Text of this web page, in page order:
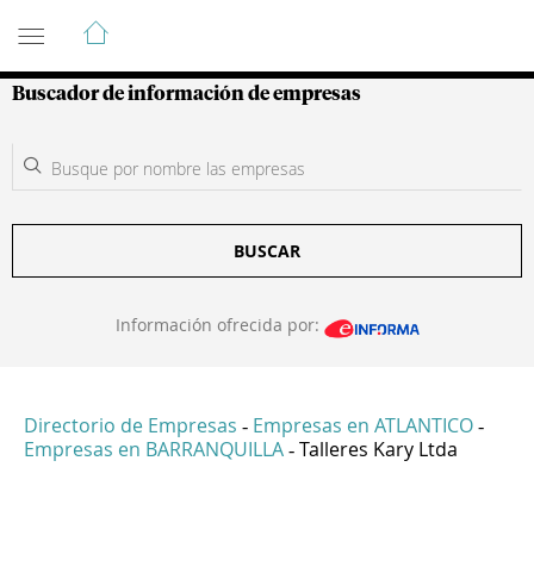
Guía de Empresas Colombianas
Buscador de información de empresas
BUSCAR
Información ofrecida por:
Directorio de Empresas - Empresas en ATLANTICO -
Empresas en BARRANQUILLA - Talleres Kary Ltda